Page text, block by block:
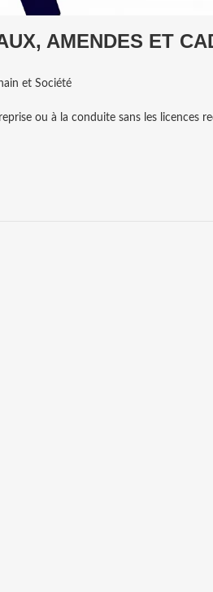
AMENDES ET
et Société
ou à la conduite sans les licences